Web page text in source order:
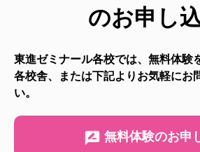
のお申し
東進ゼミナール各校では、無料体験
各校舎、または下記よりお気軽にお
い。
無料体験のお申